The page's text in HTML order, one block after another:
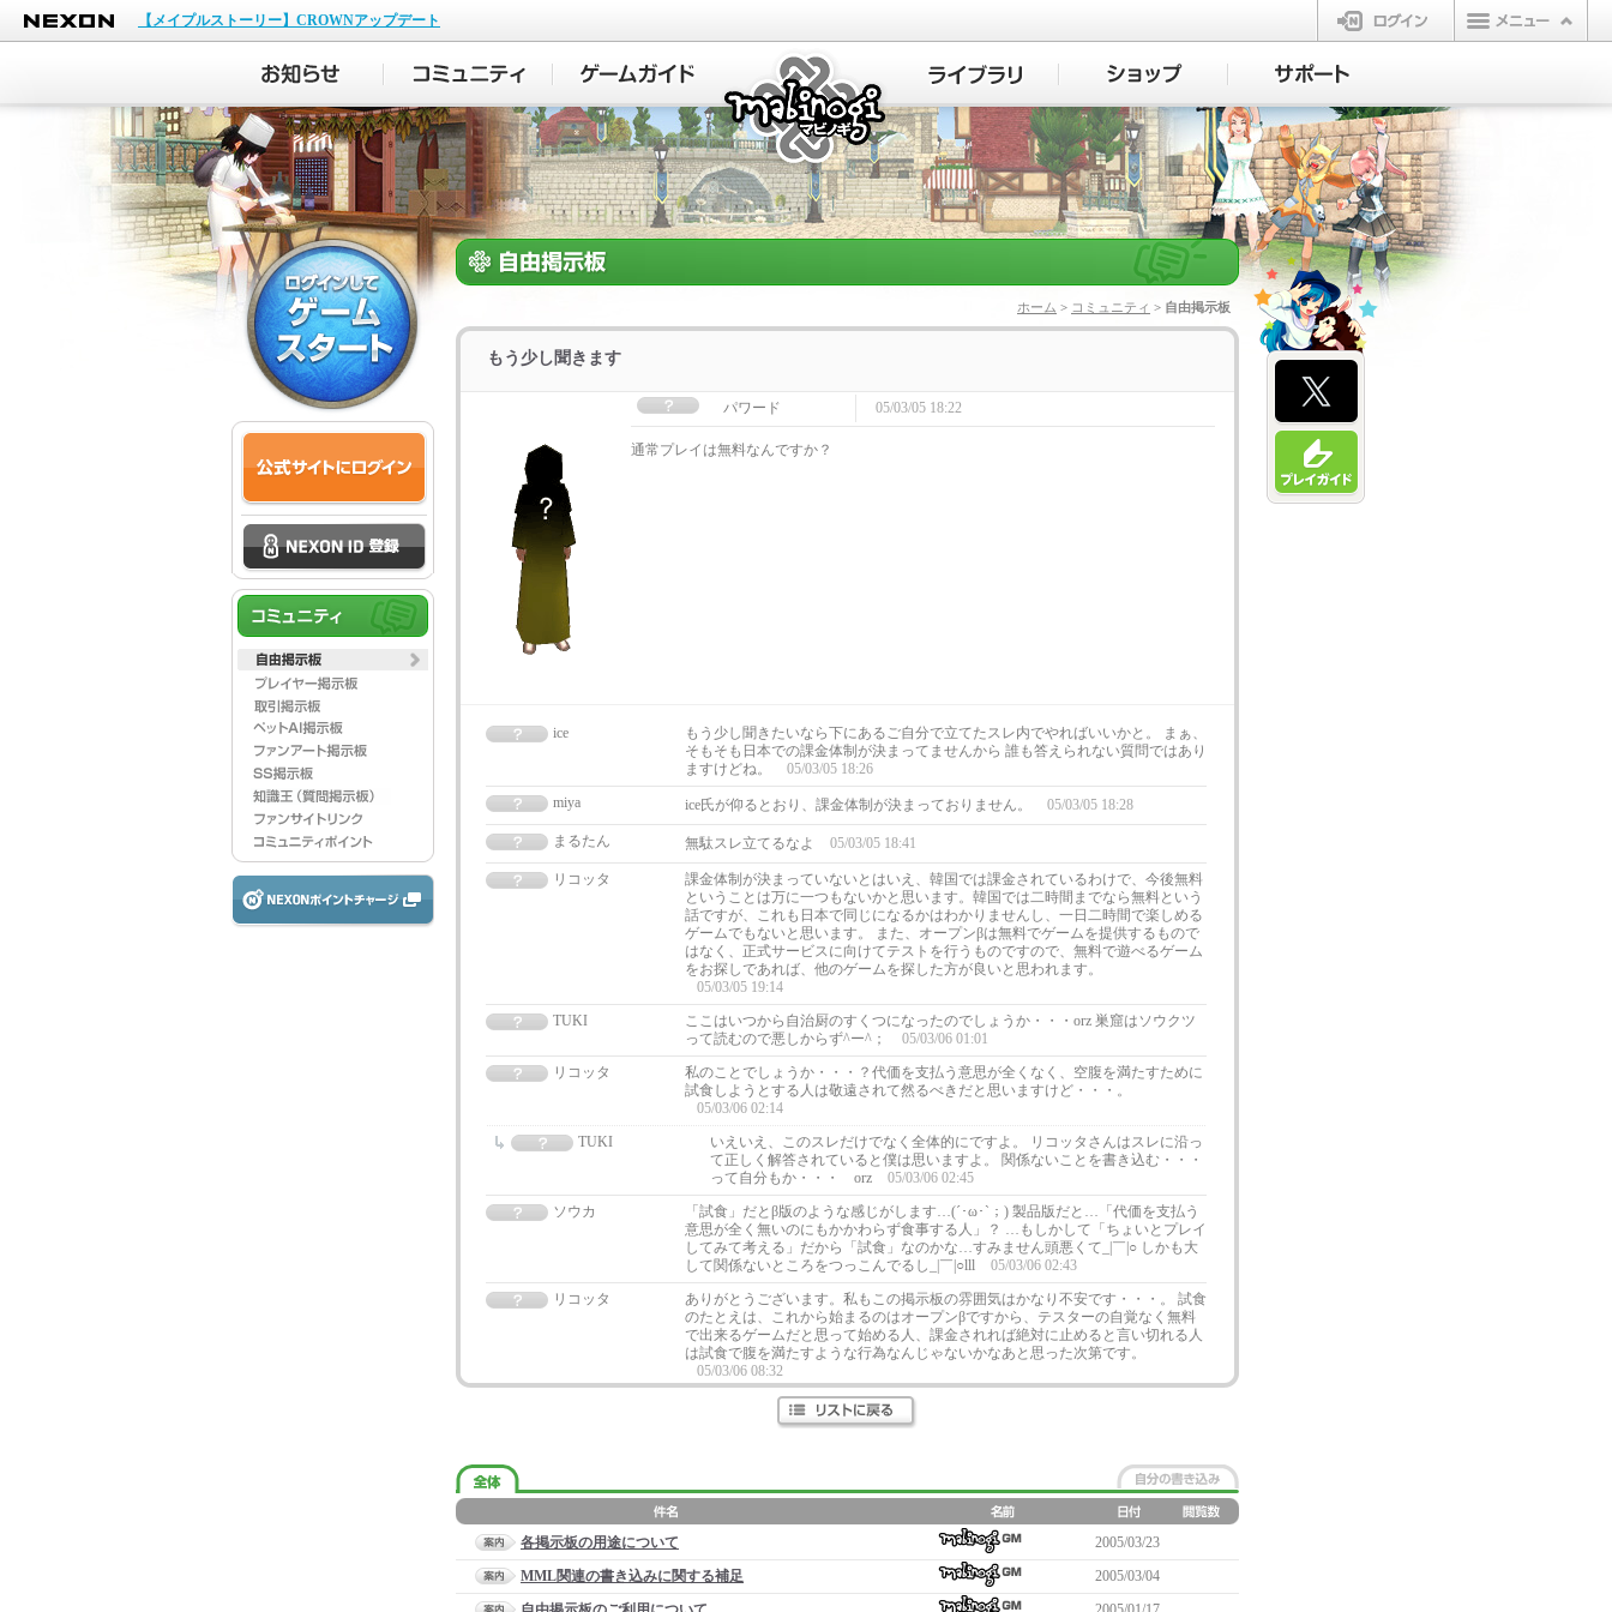
NEXON
【メイプルストーリー】CROWNアップデート
ログイン
マビノギ
ホーム > コミュニティ > 自由掲示板
もう少し聞きます
パワード 05/03/05 18:22
通常プレイは無料なんですか？
ice
もう少し聞きたいなら下にあるご自分で立てたスレ内でやればいいかと。 まぁ、
そもそも日本での課金体制が決まってませんから 誰も答えられない質問ではあり
ますけどね。
05/03/05 18:26
miya
ice氏が仰るとおり、課金体制が決まっておりません。 05/03/05 18:28
まるたん 無駄スレ立てるなよ 05/03/05 18:41
リコッタ
課金体制が決まっていないとはいえ、韓国では課金されているわけで、今後無料
ということは万に一つもないかと思います。韓国では二時間までなら無料という
話ですが、これも日本で同じになるかはわかりませんし、一日二時間で楽しめる
ゲームでもないと思います。 また、オープンβは無料でゲームを提供するもので
はなく、正式サービスに向けてテストを行うものですので、無料で遊べるゲーム
をお探しであれば、他のゲームを探した方が良いと思われます。
05/03/05 19:14
TUKI
ここはいつから自治厨のすくつになったのでしょうか・・・orz 巣窟はソウクツ
って読むので悪しからず^ー^；
05/03/06 01:01
リコッタ
私のことでしょうか・・・？代価を支払う意思が全くなく、空腹を満たすために
試食しようとする人は敬遠されて然るべきだと思いますけど・・・。
05/03/06 02:14
TUKI
いえいえ、このスレだけでなく全体的にですよ。 リコッタさんはスレに沿っ
て正しく解答されていると僕は思いますよ。 関係ないことを書き込む・・・
って自分もか・・・ orz
05/03/06 02:45
ソウカ
「試食」だとβ版のような感じがします…(´･ω･`；) 製品版だと…「代価を支払う
意思が全く無いのにもかかわらず食事する人」？ …もしかして「ちょいとプレイ
してみて考える」だから「試食」なのかな…すみません頭悪くて_|￣|○ しかも大
して関係ないところをつっこんでるし_|￣|○lll
05/03/06 02:43
リコッタ
ありがとうございます。私もこの掲示板の雰囲気はかなり不安です・・・。 試食
のたとえは、これから始まるのはオープンβですから、テスターの自覚なく無料
で出来るゲームだと思って始める人、課金されれば絶対に止めると言い切れる人
は試食で腹を満たすような行為なんじゃないかなあと思った次第です。
05/03/06 08:32
各掲示板の用途について
2005/03/23
MML関連の書き込みに関する補足
2005/03/04